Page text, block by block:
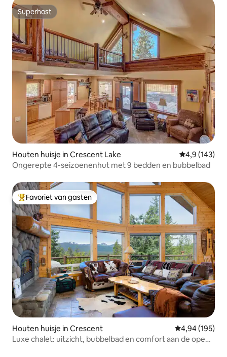
Superhost
Superhost
Houten huisje in Crescent Lake Gemiddelde
4,9 (143)
Ongerepte 4-seizoenenhut met 9 bedden en bubbelbad
Topfavoriet van gasten
Favoriet van gasten
Houten huisje in Crescent Gemiddelde
4,94 (195)
Luxe chalet: uitzicht, bubbelbad en comfort aan de open